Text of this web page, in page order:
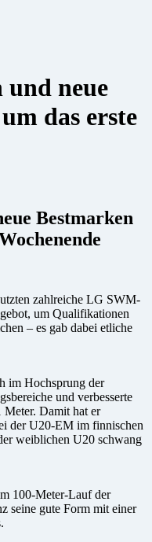
und neue
das erste
Bestmarken
zahlreiche LG SWM-
um Qualifikationen
– es gab dabei etliche
im Hochsprung der
und verbesserte
Meter. Damit hat er
der U20-EM im finnischen
weiblichen U20 schwang
100-Meter-Lauf der
seine gute Form mit einer